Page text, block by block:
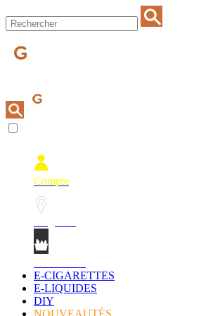
Compte
E-CIGARETTES
E-LIQUIDES
DIY
NOUVEAUTÉS